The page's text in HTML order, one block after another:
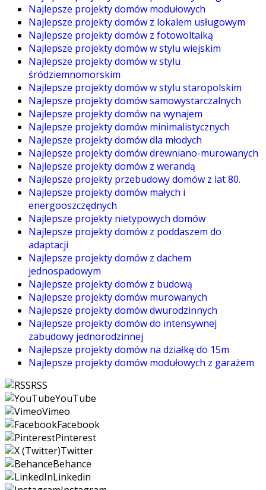
Najlepsze projekty domów modułowych
Najlepsze projekty domów z lokalem usługowym
Najlepsze projekty domów z fotowoltaiką
Najlepsze projekty domów w stylu wiejskim
Najlepsze projekty domów w stylu
śródziemnomorskim
Najlepsze projekty domów w stylu staropolskim
Najlepsze projekty domów samowystarczalnych
Najlepsze projekty domów na wynajem
Najlepsze projekty domów minimalistycznych
Najlepsze projekty domów dla młodych
Najlepsze projekty domów drewniano-murowanych
Najlepsze projekty domów z werandą
Najlepsze projekty przebudowy domów z lat 80.
Najlepsze projekty domów małych i
energooszczędnych
Najlepsze projekty nietypowych domów
Najlepsze projekty domów z poddaszem do
adaptacji
Najlepsze projekty domów z dachem
jednospadowym
Najlepsze projekty domów z budową
Najlepsze projekty domów murowanych
Najlepsze projekty domów dwurodzinnych
Najlepsze projekty domów do intensywnej
zabudowy jednorodzinnej
Najlepsze projekty domów na działkę do 15m
Najlepsze projekty domów modułowych z garażem
RSS
YouTube
Vimeo
Facebook
Pinterest
Twitter
Behance
Linkedin